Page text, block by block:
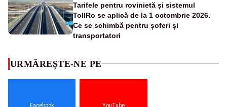
Tarifele pentru rovinietă și sistemul
TollRo se aplică de la 1 octombrie 2026.
Ce se schimbă pentru șoferi și
transportatori
URMĂREȘTE-NE PE
Facebook YouTube